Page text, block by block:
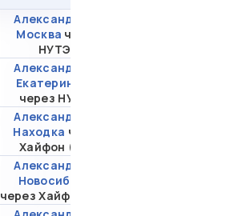
Александрия -
Москва через
НУТЭП
Александрия -
Екатеринбург
через НУТЭП
Александрия -
Находка через
Хайфон (Тр.)
Александрия -
Новосибирск
через Хайфон (Тр.)